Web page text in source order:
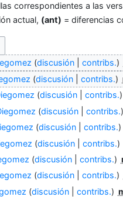
correspondientes a las
actual, (ant) = diferencias
discusión contribs.
discusión contribs.
discusión contribs.
discusión contribs.
discusión contribs.
discusión contribs.
discusión contribs.
discusión contribs.
discusión contribs.